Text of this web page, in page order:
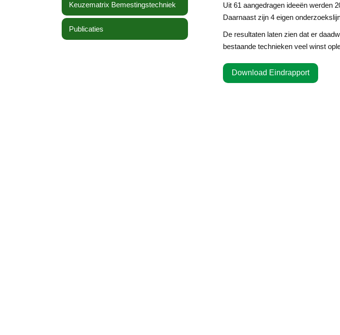
Keuzematrix Bemestingstechniek
Publicaties
Uit 61 aangedragen ideeën werden
Daarnaast zijn 4 eigen
De resultaten laten zien dat er
bestaande technieken veel winst
Download Eindrapport